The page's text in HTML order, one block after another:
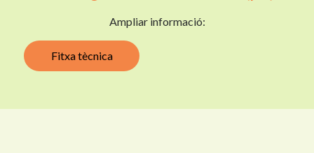
Ampliar informació:
Fitxa tècnica